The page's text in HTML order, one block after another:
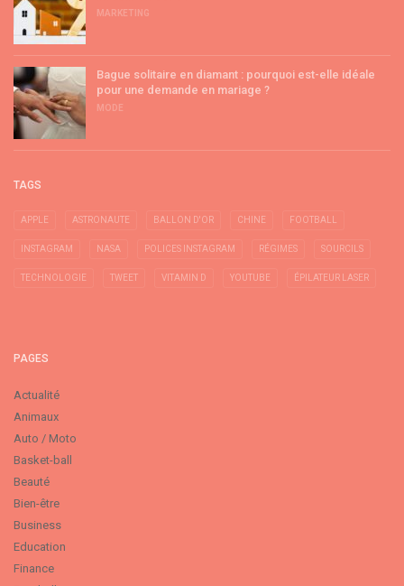
MARKETING
Bague solitaire en diamant : pourquoi est-elle idéale
pour une demande en mariage ?
MODE
TAGS
APPLE ASTRONAUTE BALLON D'OR CHINE FOOTBALL
INSTAGRAM NASA POLICES INSTAGRAM RÉGIMES SOURCILS
TECHNOLOGIE TWEET VITAMIN D YOUTUBE ÉPILATEUR LASER
PAGES
Actualité
Animaux
Auto / Moto
Basket-ball
Beauté
Bien-être
Business
Education
Finance